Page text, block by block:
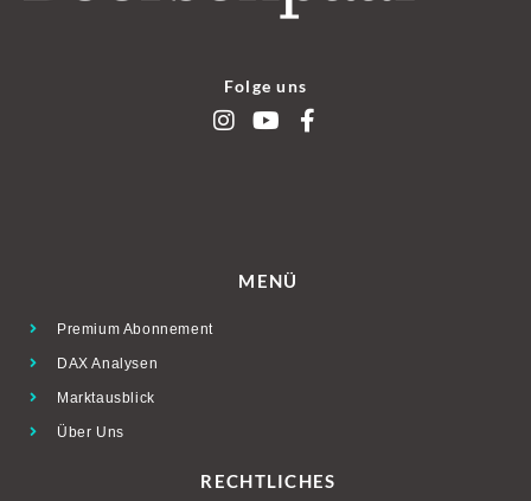
Folge uns
MENÜ
Premium Abonnement
DAX Analysen
Marktausblick
Über Uns
RECHTLICHES